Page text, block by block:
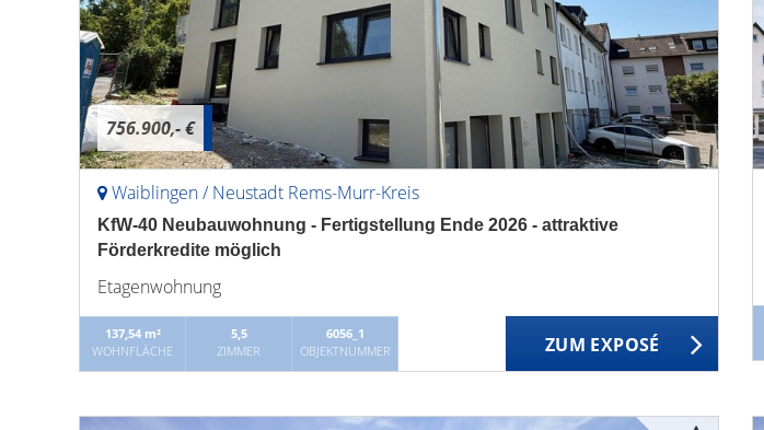
756.900,- €
Waiblingen / Neustadt Rems-Murr-Kreis
KfW-40 Neubauwohnung - Fertigstellung Ende 2026 - attraktive
Förderkredite möglich
Etagenwohnung
137,54 m²
WOHNFLÄCHE
5,5
ZIMMER
6056_1
OBJEKTNUMMER
ZUM EXPOSÉ